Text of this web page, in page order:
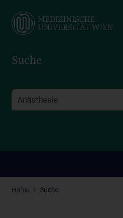
main
Suche
Home Suche